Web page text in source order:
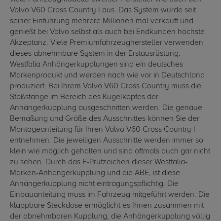
Volvo V60 Cross Country I aus. Das System wurde seit
seiner Einführung mehrere Millionen mal verkauft und
genießt bei Volvo selbst als auch bei Endkunden höchste
Akzeptanz. Viele Premiumfahrzeughersteller verwenden
dieses abnehmbare System in der Erstausrüstung.
Westfalia Anhängerkupplungen sind ein deutsches
Markenprodukt und werden nach wie vor in Deutschland
produziert. Bei Ihrem Volvo V60 Cross Country muss die
Stoßstange im Bereich des Kugelkopfes der
Anhängerkupplung ausgeschnitten werden. Die genaue
Bemaßung und Größe des Ausschnittes können Sie der
Montageanleitung für Ihren Volvo V60 Cross Country I
entnehmen. Die jeweiligen Ausschnitte werden immer so
klein wie möglich gehalten und sind oftmals auch gar nicht
zu sehen. Durch das E-Prüfzeichen dieser Westfalia-
Marken-Anhängerkupplung und die ABE, ist diese
Anhängerkupplung nicht eintragungspflichtig. Die
Einbauanleitung muss im Fahrzeug mitgeführt werden. Die
klappbare Steckdose ermöglicht es Ihnen zusammen mit
der abnehmbaren Kupplung, die Anhängerkupplung völlig